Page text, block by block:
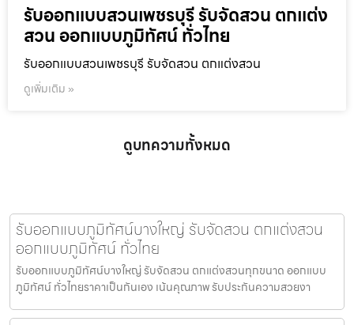
รับออกแบบสวนเพชรบุรี รับจัดสวน ตกแต่ง
สวน ออกแบบภูมิทัศน์ ทั่วไทย
รับออกแบบสวนเพชรบุรี รับจัดสวน ตกแต่งสวน
ดูเพิ่มเติม »
ดูบทความทั้งหมด
รับออกแบบภูมิทัศน์บางใหญ่ รับจัดสวน ตกแต่งสวน
ออกแบบภูมิทัศน์ ทั่วไทย
รับออกแบบภูมิทัศน์บางใหญ่ รับจัดสวน ตกแต่งสวนทุกขนาด ออกแบบ
ภูมิทัศน์ ทั่วไทยราคาเป็นกันเอง เน้นคุณภาพ รับประกันความสวยงา